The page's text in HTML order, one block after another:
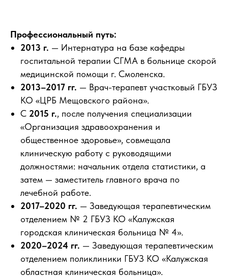
Профессиональный путь:
2013 г. — Интернатура на базе кафедры
госпитальной терапии СГМА в больнице скорой
медицинской помощи г. Смоленска.
2013–2017 гг. — Врач-терапевт участковый ГБУЗ
КО «ЦРБ Мещовского района».
С 2015 г., после получения специализации
«Организация здравоохранения и
общественное здоровье», совмещала
клиническую работу с руководящими
должностями: начальник отдела статистики, а
затем — заместитель главного врача по
лечебной работе.
2017–2020 гг. — Заведующая терапевтическим
отделением № 2 ГБУЗ КО «Калужская
городская клиническая больница № 4».
2020–2024 гг. — Заведующая терапевтическим
отделением поликлиники ГБУЗ КО «Калужская
областная клиническая больница».